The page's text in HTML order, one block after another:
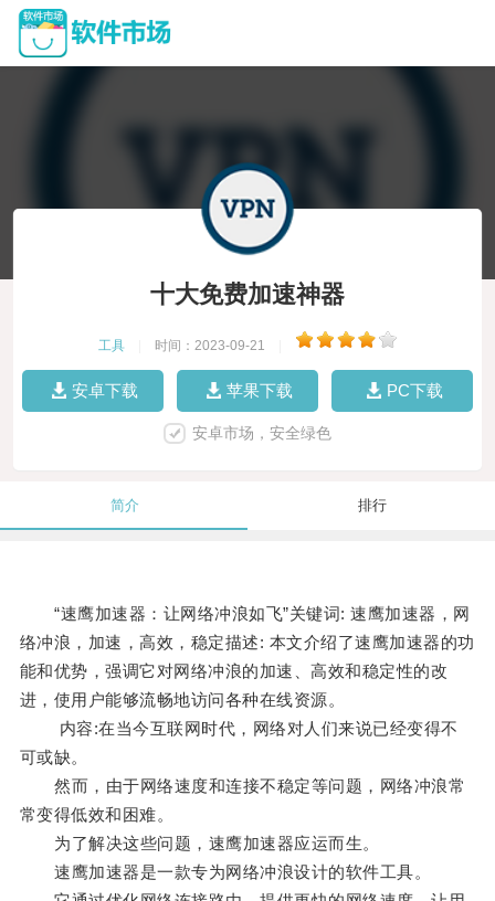
十大免费加速神器
工具 时间：2023-09-21
安卓下载 苹果下载 PC下载
安卓市场，安全绿色
简介 排行
“速鹰加速器：让网络冲浪如飞”关键词: 速鹰加速器，网
络冲浪，加速，高效，稳定描述: 本文介绍了速鹰加速器的功
能和优势，强调它对网络冲浪的加速、高效和稳定性的改
进，使用户能够流畅地访问各种在线资源。
内容:在当今互联网时代，网络对人们来说已经变得不
可或缺。
然而，由于网络速度和连接不稳定等问题，网络冲浪常
常变得低效和困难。
为了解决这些问题，速鹰加速器应运而生。
速鹰加速器是一款专为网络冲浪设计的软件工具。